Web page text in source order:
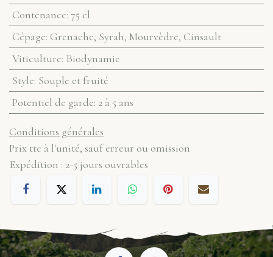
Contenance: 75 cl
Cépage: Grenache, Syrah, Mourvèdre, Cinsault
Viticulture: Biodynamie
Style: Souple et fruité
Potentiel de garde: 2 à 5 ans
Conditions générales
Prix ttc à l'unité, sauf erreur ou omission
Expédition : 2-5 jours ouvrables